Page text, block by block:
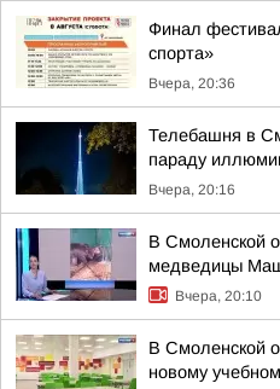
Финал
спорта»
Вчера, 20:36
Телебашня в
параду
Вчера, 20:16
В Смоленской
медведицы
Вчера, 20:10
В Смоленской
новому